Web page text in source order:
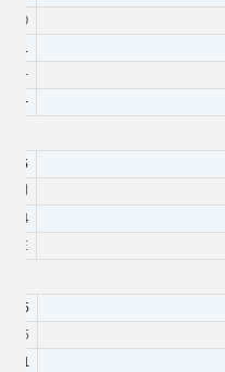
10
+/- 0.008
+/- 0.005
35
لون
4
E
35
25